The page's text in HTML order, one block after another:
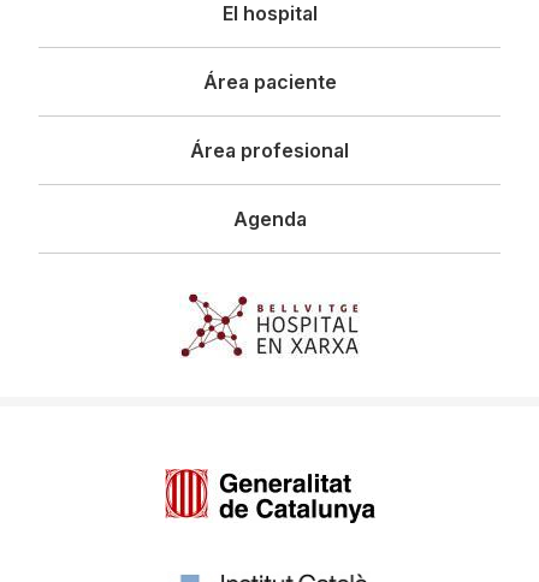
principal
El hospital
Área paciente
Área profesional
Agenda